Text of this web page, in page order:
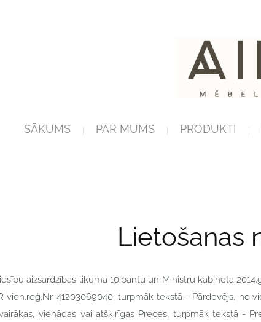
SĀKUMS PAR MUMS PRODUKTI
Lietošanas
aizsardzības likuma 10.pantu un Ministru kabineta
vien.reģ.Nr. 41203069040, turpmāk tekstā – Pārdevējs, no
vienādas vai atšķirīgas Preces, turpmāk tekstā -